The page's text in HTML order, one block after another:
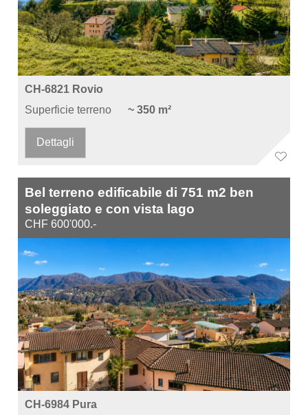
CH-6821 Rovio
Superficie terreno
~ 350 m²
Dettagli
Bel terreno edificabile di 751 m2 ben
soleggiato e con vista lago
CHF 600'000.-
CH-6984 Pura